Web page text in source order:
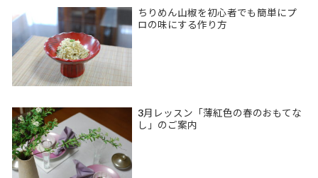
ちりめん山椒を初心者でも簡単にプ
ロの味にする作り方
3月レッスン「薄紅色の春のおもてな
し」のご案内